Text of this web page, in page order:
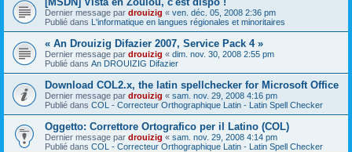
Dernier message par drouizig « ven. déc. 05, 2008 2:36 pm
Publié dans L'informatique en langues régionales et minoritaires
« An Drouizig Difazier 2007, Service Pack 4 »
Dernier message par drouizig « dim. nov. 30, 2008 2:55 pm
Publié dans An DROUIZIG Difazier
Download COL2.x, the latin spellchecker for Microsoft Office
Dernier message par drouizig « sam. nov. 29, 2008 4:16 pm
Publié dans COL - Correcteur Orthographique Latin - Latin Spell Checker
Oggetto: Correttore Ortografico per il Latino (COL)
Dernier message par drouizig « sam. nov. 29, 2008 4:14 pm
Publié dans COL - Correcteur Orthographique Latin - Latin Spell Checker